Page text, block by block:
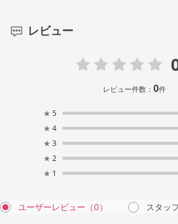
レビュー
レビュー件数：0件
★ 5
★ 4
★ 3
★ 2
★ 1
ユーザーレビュー （0） スタッ